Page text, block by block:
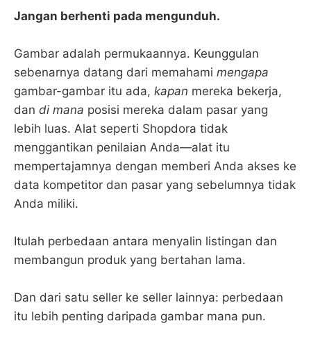
Jangan berhenti pada mengunduh.
Gambar adalah permukaannya. Keunggulan
sebenarnya datang dari memahami mengapa
gambar-gambar itu ada, kapan mereka bekerja,
dan di mana posisi mereka dalam pasar yang
lebih luas. Alat seperti Shopdora tidak
menggantikan penilaian Anda—alat itu
mempertajamnya dengan memberi Anda akses ke
data kompetitor dan pasar yang sebelumnya tidak
Anda miliki.
Itulah perbedaan antara menyalin listingan dan
membangun produk yang bertahan lama.
Dan dari satu seller ke seller lainnya: perbedaan
itu lebih penting daripada gambar mana pun.